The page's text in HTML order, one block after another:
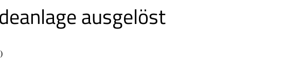
ausgelöst